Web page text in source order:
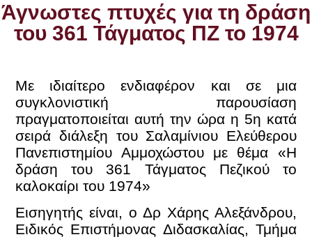
Άγνωστες πτυχές για τη δράση
του 361 Τάγματος ΠΖ το 1974
Με ιδιαίτερο ενδιαφέρον και σε μια
συγκλονιστική παρουσίαση
πραγματοποιείται αυτή την ώρα η 5η κατά
σειρά διάλεξη του Σαλαμίνιου Ελεύθερου
Πανεπιστημίου Αμμοχώστου με θέμα «Η
δράση του 361 Τάγματος Πεζικού το
καλοκαίρι του 1974»
Εισηγητής είναι, ο Δρ Χάρης Αλεξάνδρου,
Ειδικός Επιστήμονας Διδασκαλίας, Τμήμα